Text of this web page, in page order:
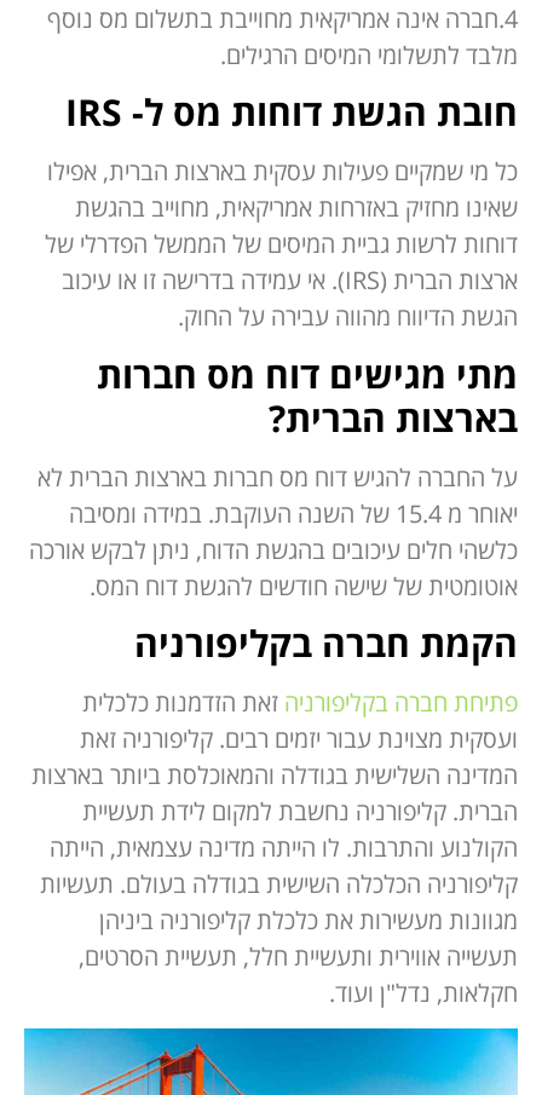
4.חברה אינה אמריקאית מחוייבת בתשלום מס נוסף
מלבד לתשלומי המיסים הרגילים.
חובת הגשת דוחות מס ל- IRS
כל מי שמקיים פעילות עסקית בארצות הברית, אפילו
שאינו מחזיק באזרחות אמריקאית, מחוייב בהגשת
דוחות לרשות גביית המיסים של הממשל הפדרלי של
ארצות הברית (IRS). אי עמידה בדרישה זו או עיכוב
הגשת הדיווח מהווה עבירה על החוק.
מתי מגישים דוח מס חברות
בארצות הברית?
על החברה להגיש דוח מס חברות בארצות הברית לא
יאוחר מ 15.4 של השנה העוקבת. במידה ומסיבה
כלשהי חלים עיכובים בהגשת הדוח, ניתן לבקש אורכה
אוטומטית של שישה חודשים להגשת דוח המס.
הקמת חברה בקליפורניה
פתיחת חברה בקליפורניה זאת הזדמנות כלכלית
ועסקית מצוינת עבור יזמים רבים. קליפורניה זאת
המדינה השלישית בגודלה והמאוכלסת ביותר בארצות
הברית. קליפורניה נחשבת למקום לידת תעשיית
הקולנוע והתרבות. לו הייתה מדינה עצמאית, הייתה
קליפורניה הכלכלה השישית בגודלה בעולם. תעשיות
מגוונות מעשירות את כלכלת קליפורניה ביניהן
תעשייה אווירית ותעשיית חלל, תעשיית הסרטים,
חקלאות, נדל"ן ועוד.